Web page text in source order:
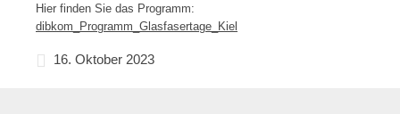
Hier finden Sie das Programm:
dibkom_Programm_Glasfasertage_Kiel
16. Oktober 2023